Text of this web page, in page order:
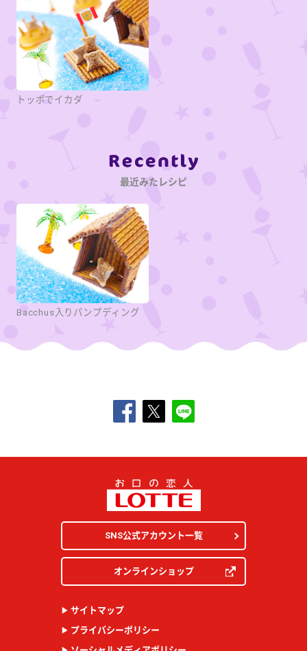
トッポでイカダ
Category
最近みたレシピ
Bacchus入りパンプディング
SNS公式アカウント一覧
オンラインショップ
サイトマップ
プライバシーポリシー